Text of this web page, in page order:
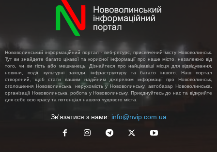
Нововолинський інформаційний портал - веб-ресурс, присвячений місту Нововолинськ.
Тут ви знайдете багато цікавої та корисної інформації про наше місто, незалежно від
того, чи ви гість або мешканець. Дізнайтеся про найцікавіші місця для відвідування,
новини, події, культурні заходи, інфраструктуру та багато іншого. Наш портал
створений, щоб стати вашим надійним джерелом інформації про Нововолинськ,
оголошення Нововолинська, нерухомість у Нововолинську, автобазар Нововолинська,
організації Нововолинська, робота у Нововолинську. Приєднуйтесь до нас та відкрийте
для себе всю красу та потенціал нашого чудового міста.
Зв'язатися з нами: info@nvip.com.ua